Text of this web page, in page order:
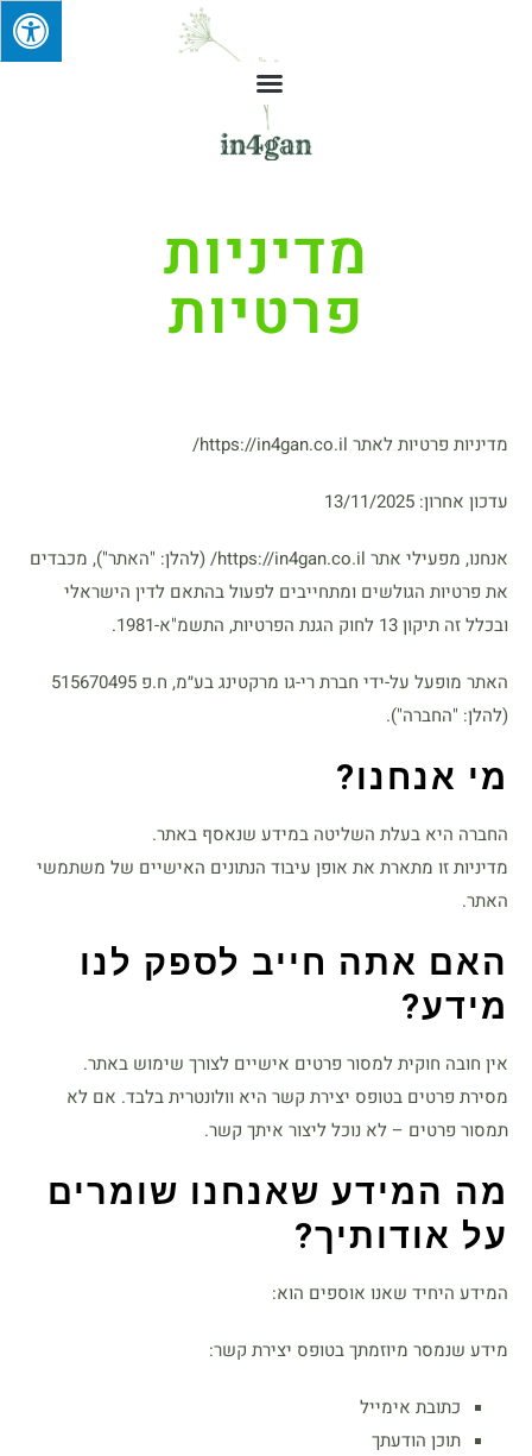
מדיניות
פרטיות
מדיניות פרטיות לאתר https://in4gan.co.il/
עדכון אחרון: 13/11/2025
אנחנו, מפעילי אתר https://in4gan.co.il/
(להלן: "האתר"), מכבדים
את פרטיות הגולשים ומתחייבים לפעול בהתאם לדין הישראלי
ובכלל זה תיקון 13 לחוק הגנת הפרטיות, התשמ"א-1981.
האתר מופעל על-ידי חברת רי-גו מרקטינג בע״מ, ח.פ 515670495
(להלן: "החברה").
מי אנחנו?
החברה היא בעלת השליטה במידע שנאסף באתר.
מדיניות זו מתארת את אופן עיבוד הנתונים האישיים של משתמשי
האתר.
האם אתה חייב לספק לנו
מידע?
אין חובה חוקית למסור פרטים אישיים לצורך שימוש באתר.
מסירת פרטים בטופס יצירת קשר היא וולונטרית בלבד. אם לא
תמסור פרטים – לא נוכל ליצור איתך קשר.
מה המידע שאנחנו שומרים
על אודותיך?
המידע היחיד שאנו אוספים הוא:
מידע שנמסר מיוזמתך בטופס יצירת קשר:
כתובת אימייל
תוכן הודעתך